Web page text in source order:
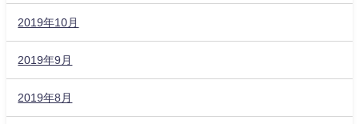
2019年10月
2019年9月
2019年8月